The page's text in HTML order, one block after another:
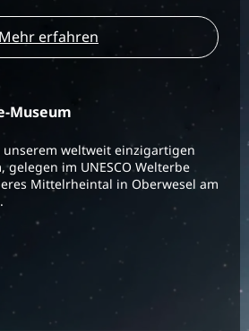
Mehr erfahren
Museum
unserem weltweit einzigartigen
gelegen im UNESCO Welterbe
Mittelrheintal in Oberwesel am